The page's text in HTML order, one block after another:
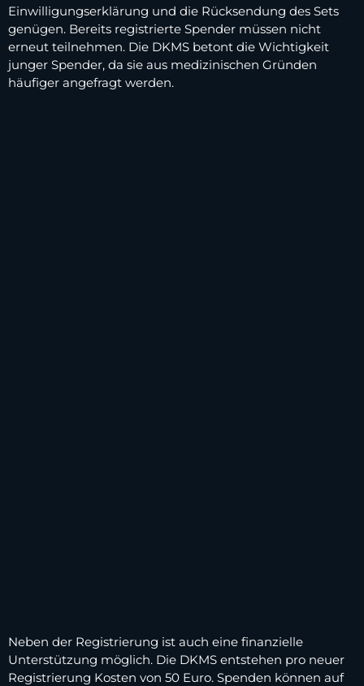
Einwilligungserklärung und die Rücksendung des Sets
genügen. Bereits registrierte Spender müssen nicht
erneut teilnehmen. Die DKMS betont die Wichtigkeit
junger Spender, da sie aus medizinischen Gründen
häufiger angefragt werden.
Neben der Registrierung ist auch eine finanzielle
Unterstützung möglich. Die DKMS entstehen pro neuer
Registrierung Kosten von 50 Euro. Spenden können auf